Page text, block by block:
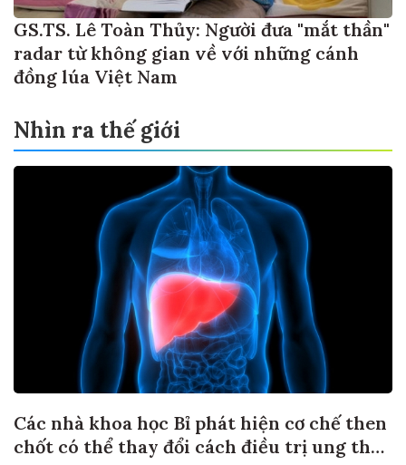
GS.TS. Lê Toàn Thủy: Người đưa "mắt thần"
radar từ không gian về với những cánh
đồng lúa Việt Nam
Nhìn ra thế giới
Các nhà khoa học Bỉ phát hiện cơ chế then
chốt có thể thay đổi cách điều trị ung thư